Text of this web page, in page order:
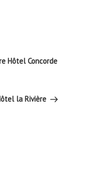
Hôtel Concorde
la Rivière